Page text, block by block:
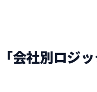
会社別ロジ